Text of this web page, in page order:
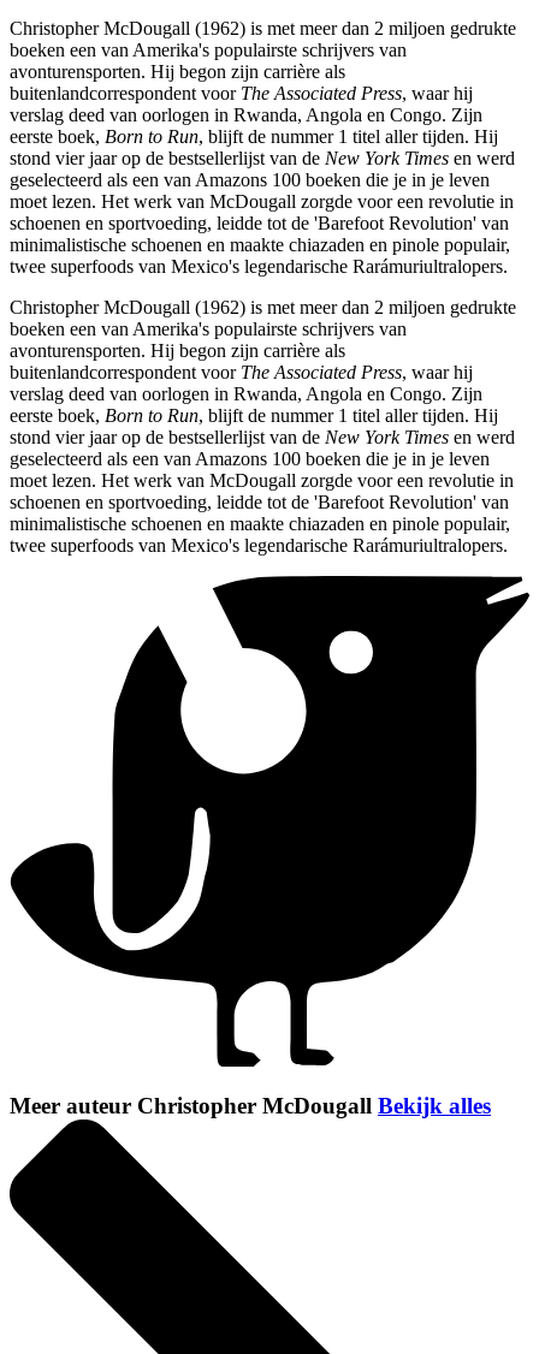
Christopher McDougall (1962) is met meer dan 2 miljoen gedrukte
boeken een van Amerika's populairste schrijvers van
avonturensporten. Hij begon zijn carrière als
buitenlandcorrespondent voor The Associated Press, waar hij
verslag deed van oorlogen in Rwanda, Angola en Congo. Zijn
eerste boek, Born to Run, blijft de nummer 1 titel aller tijden. Hij
stond vier jaar op de bestsellerlijst van de New York Times en werd
geselecteerd als een van Amazons 100 boeken die je in je leven
moet lezen. Het werk van McDougall zorgde voor een revolutie in
schoenen en sportvoeding, leidde tot de 'Barefoot Revolution' van
minimalistische schoenen en maakte chiazaden en pinole populair,
twee superfoods van Mexico's legendarische Rarámuriultralopers.
Christopher McDougall (1962) is met meer dan 2 miljoen gedrukte
boeken een van Amerika's populairste schrijvers van
avonturensporten. Hij begon zijn carrière als
buitenlandcorrespondent voor The Associated Press, waar hij
verslag deed van oorlogen in Rwanda, Angola en Congo. Zijn
eerste boek, Born to Run, blijft de nummer 1 titel aller tijden. Hij
stond vier jaar op de bestsellerlijst van de New York Times en werd
geselecteerd als een van Amazons 100 boeken die je in je leven
moet lezen. Het werk van McDougall zorgde voor een revolutie in
schoenen en sportvoeding, leidde tot de 'Barefoot Revolution' van
minimalistische schoenen en maakte chiazaden en pinole populair,
twee superfoods van Mexico's legendarische Rarámuriultralopers.
Meer auteur Christopher McDougall Bekijk alles